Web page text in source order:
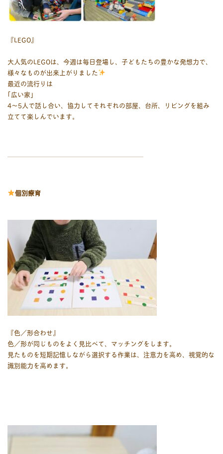
『LEGO』
大人気のLEGOは、今週は毎日登場し、子どもたちの豊かな発想力で、
様々なものが出来上がりました
最近の流行りは
｢広い家｣
4～5人で話し合い、協力してそれぞれの部屋、台所、リビングを組み
立てて楽しんでいます。
￣￣￣￣￣￣￣￣￣￣￣￣￣￣￣￣￣￣￣￣￣
個別療育
『色／形合わせ』
色／形が同じものをよく見比べて、マッチングをします。
見たものを短期記憶しながら選択する作業は、注意力を高め、視覚的な
識別能力を高めます。